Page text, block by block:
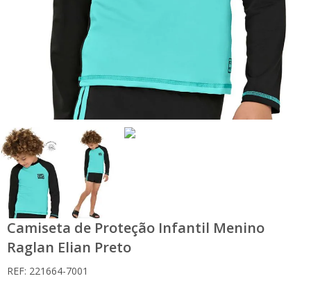
Camiseta de Proteção Infantil Menino
Raglan Elian Preto
REF: 221664-7001